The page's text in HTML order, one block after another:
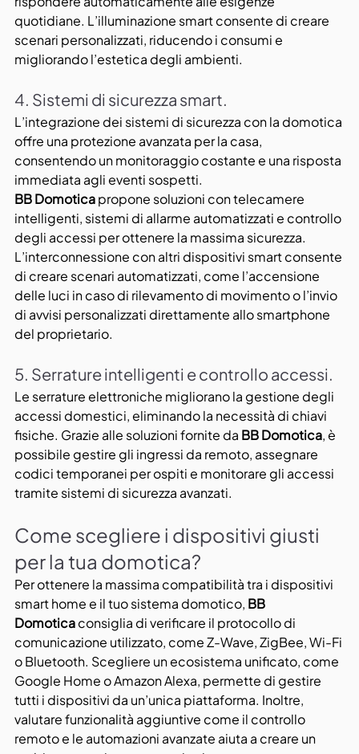
quotidiane. L’illuminazione smart consente di creare
scenari personalizzati, riducendo i consumi e
migliorando l’estetica degli ambienti.
4. Sistemi di sicurezza smart.
L’integrazione dei sistemi di sicurezza con la domotica
offre una protezione avanzata per la casa,
consentendo un monitoraggio costante e una risposta
immediata agli eventi sospetti.
BB Domotica propone soluzioni con telecamere
intelligenti, sistemi di allarme automatizzati e controllo
degli accessi per ottenere la massima sicurezza.
L’interconnessione con altri dispositivi smart consente
di creare scenari automatizzati, come l’accensione
delle luci in caso di rilevamento di movimento o l’invio
di avvisi personalizzati direttamente allo smartphone
del proprietario.
5. Serrature intelligenti e controllo accessi.
Le serrature elettroniche migliorano la gestione degli
accessi domestici, eliminando la necessità di chiavi
fisiche. Grazie alle soluzioni fornite da BB Domotica, è
possibile gestire gli ingressi da remoto, assegnare
codici temporanei per ospiti e monitorare gli accessi
tramite sistemi di sicurezza avanzati.
Come scegliere i dispositivi giusti
per la tua domotica?
Per ottenere la massima compatibilità tra i dispositivi
smart home e il tuo sistema domotico, BB
Domotica consiglia di verificare il protocollo di
comunicazione utilizzato, come Z-Wave, ZigBee, Wi-Fi
o Bluetooth. Scegliere un ecosistema unificato, come
Google Home o Amazon Alexa, permette di gestire
tutti i dispositivi da un’unica piattaforma. Inoltre,
valutare funzionalità aggiuntive come il controllo
remoto e le automazioni avanzate aiuta a creare un